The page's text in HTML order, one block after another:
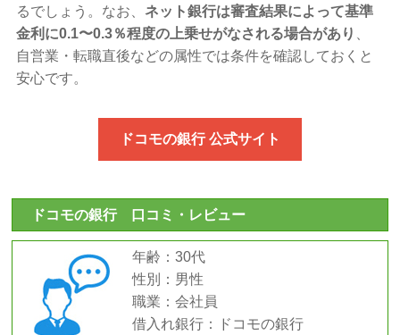
るでしょう。なお、ネット銀行は審査結果によって基準
金利に0.1〜0.3％程度の上乗せがなされる場合があり
自営業・転職直後などの属性では条件を確認しておくと
安心です。
ドコモの銀行 公式サイト
ドコモの銀行 口コミ・レビュー
年齢：30代
性別：男性
職業：会社員
借入れ銀行：ドコモの銀行